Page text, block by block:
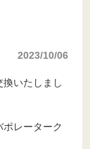
2023/10/06
いたしまし
レーターク